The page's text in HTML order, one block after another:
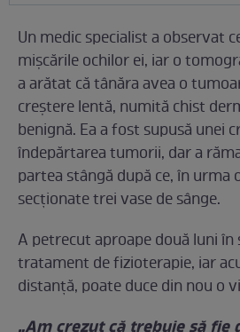
Un medic specialist a observat
mișcările ochilor ei, iar o
a arătat că tânăra avea o
creștere lentă, numită chist
benignă. Ea a fost supusă unei
îndepărtarea tumorii, dar a
partea stângă după ce, în
secționate trei vase de sânge.
A petrecut aproape două luni
tratament de fizioterapie, iar
distanță, poate duce din nou o